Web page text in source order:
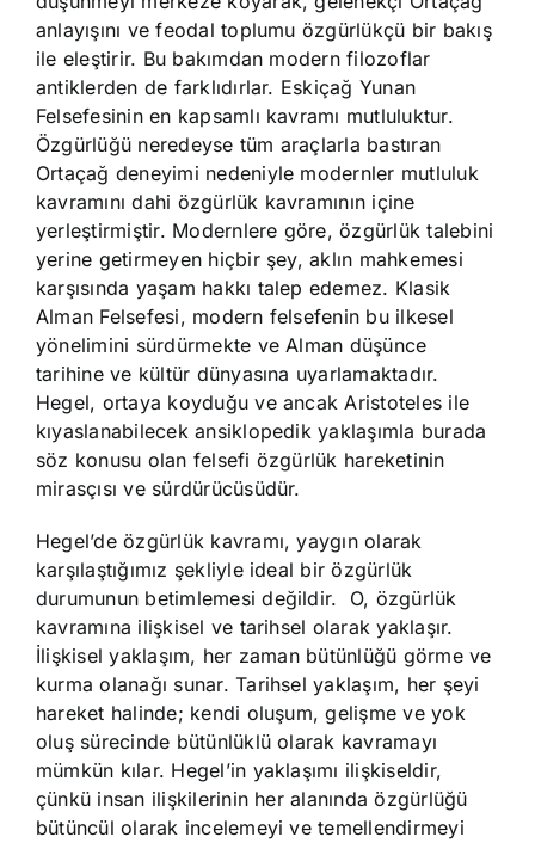
anlayışını ve feodal toplumu özgürlükçü bir bakış
ile eleştirir. Bu bakımdan modern filozoflar
antiklerden de farklıdırlar. Eskiçağ Yunan
Felsefesinin en kapsamlı kavramı mutluluktur.
Özgürlüğü neredeyse tüm araçlarla bastıran
Ortaçağ deneyimi nedeniyle modernler mutluluk
kavramını dahi özgürlük kavramının içine
yerleştirmiştir. Modernlere göre, özgürlük talebini
yerine getirmeyen hiçbir şey, aklın mahkemesi
karşısında yaşam hakkı talep edemez. Klasik
Alman Felsefesi, modern felsefenin bu ilkesel
yönelimini sürdürmekte ve Alman düşünce
tarihine ve kültür dünyasına uyarlamaktadır.
Hegel, ortaya koyduğu ve ancak Aristoteles ile
kıyaslanabilecek ansiklopedik yaklaşımla burada
söz konusu olan felsefi özgürlük hareketinin
mirasçısı ve sürdürücüsüdür.
Hegel’de özgürlük kavramı, yaygın olarak
karşılaştığımız şekliyle ideal bir özgürlük
durumunun betimlemesi değildir. O, özgürlük
kavramına ilişkisel ve tarihsel olarak yaklaşır.
İlişkisel yaklaşım, her zaman bütünlüğü görme ve
kurma olanağı sunar. Tarihsel yaklaşım, her şeyi
hareket halinde; kendi oluşum, gelişme ve yok
oluş sürecinde bütünlüklü olarak kavramayı
mümkün kılar. Hegel’in yaklaşımı ilişkiseldir,
çünkü insan ilişkilerinin her alanında özgürlüğü
bütüncül olarak incelemeyi ve temellendirmeyi